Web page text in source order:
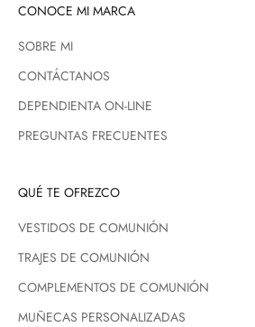
CONOCE MI MARCA
SOBRE MI
CONTÁCTANOS
DEPENDIENTA ON-LINE
PREGUNTAS FRECUENTES
QUÉ TE OFREZCO
VESTIDOS DE COMUNIÓN
TRAJES DE COMUNIÓN
COMPLEMENTOS DE COMUNIÓN
MUÑECAS PERSONALIZADAS